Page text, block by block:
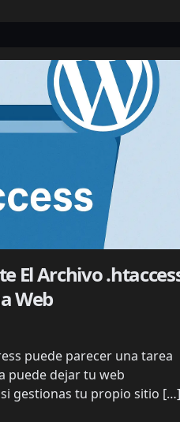
El Archivo
Web
puede parecer una tarea
puede dejar tu web
gestionas tu propio sitio […]